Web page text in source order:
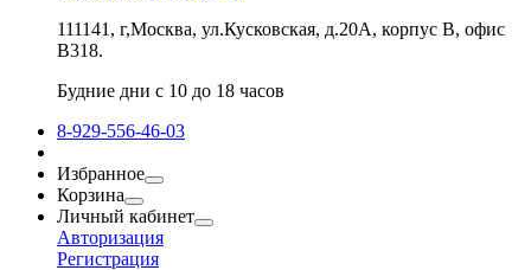
111141, г,Москва, ул.Кусковская, д.20А, корпус В, офис
В318.
Будние дни с 10 до 18 часов
8-929-556-46-03
Избранное
Корзина
Личный кабинет
Авторизация
Регистрация